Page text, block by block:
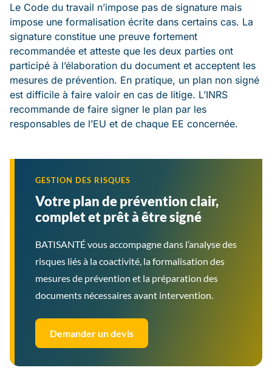
Le Code du travail n’impose pas de signature mais
impose une formalisation écrite dans certains cas. La
signature constitue une preuve fortement
recommandée et atteste que les deux parties ont
participé à l’élaboration du document et acceptent les
mesures de prévention. En pratique, un plan non signé
est difficile à faire valoir en cas de litige. L’INRS
recommande de faire signer le plan par les
responsables de l’EU et de chaque EE concernée.
GESTION DES RISQUES
Votre plan de prévention clair,
complet et prêt à être signé
BATISANTÉ vous accompagne dans l’analyse des
risques liés à la coactivité, la formalisation des
mesures de prévention et la préparation des
documents nécessaires avant intervention.
Demander un devis